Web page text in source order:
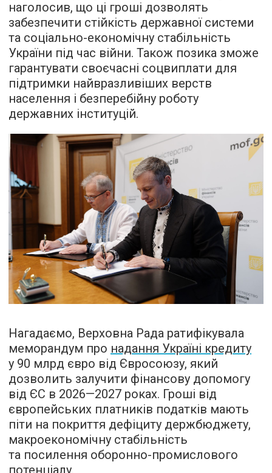
наголосив, що ці гроші дозволять
забезпечити стійкість державної системи
та соціально-економічну стабільність
України під час війни. Також позика зможе
гарантувати своєчасні соцвиплати для
підтримки найвразливіших верств
населення і безперебійну роботу
державних інституцій.
Нагадаємо, Верховна Рада ратифікувала
меморандум про надання Україні кредиту
у 90 млрд євро від Євросоюзу, який
дозволить залучити фінансову допомогу
від ЄС в 2026—2027 роках. Гроші від
європейських платників податків мають
піти на покриття дефіциту держбюджету,
макроекономічну стабільність
та посилення оборонно-промислового
потенціалу.